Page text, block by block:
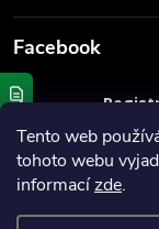
Tento web
tohoto webu
informacízde.
Facebook
VRÁCENÍ 14 DNÍ